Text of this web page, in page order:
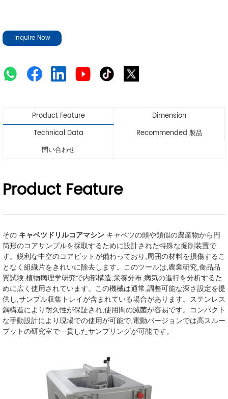
Inquire Now
Product Feature
Dimension
Technical Data
Recommended 製品
問い合わせ
Product Feature
その キャベツドリルコアマシン キャベツの頭や類似の農産物から円
筒形のコアサンプルを採取するために設計された特殊な掘削装置で
す。鋭利な中空のコアビットが備わっており,周囲の材料を損傷するこ
となく組織片をきれいに除去します。このツールは,農業研究,食品品
質試験,植物病理学研究で内部構造,栄養分布,病気の進行を分析するた
めに広く使用されています。この機械は通常,調整可能な深さ設定を提
供し,サンプル収集トレイが含まれている場合があります。ステンレス
鋼構造により耐久性が保証され,使用間の滅菌が容易です。コンパクト
な手動設計により現場での使用が可能で,電動バージョンでは高スルー
プットの研究室で一貫したサンプリングが可能です。